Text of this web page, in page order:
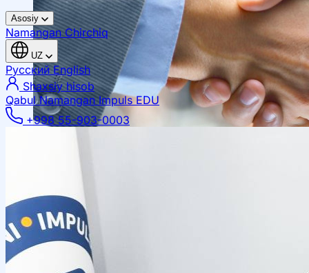
Mahalliy hamkorlik
Asosiy
NamanganChirchiq
UZ
РусскийEnglish
Shaxsiy hisob
Qabul Namangan Impuls EDU
+998 55-903-0003